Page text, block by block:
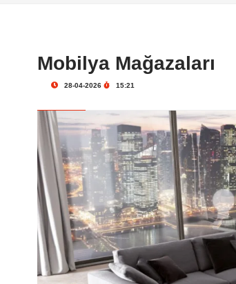
Mobilya Mağazaları
28-04-2026 15:21